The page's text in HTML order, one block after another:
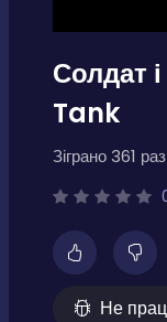
Солдат
Tank
Зіграно 361
Не